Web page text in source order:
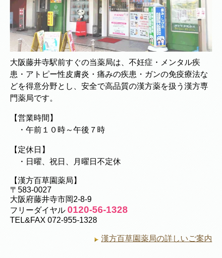
大阪藤井寺駅前すぐの当薬局は、不妊症・メンタル疾
患・アトピー性皮膚炎・痛みの疾患・ガンの免疫療法な
どを得意分野とし、安全で高品質の漢方薬を扱う漢方専
門薬局です。
【営業時間】
・午前１０時～午後７時
【定休日】
・日曜、祝日、月曜日不定休
【漢方百草園薬局】
〒583-0027
大阪府藤井寺市岡2-8-9
フリーダイヤル 0120-56-1328
TEL&FAX 072-955-1328
漢方百草園薬局の詳しいご案内